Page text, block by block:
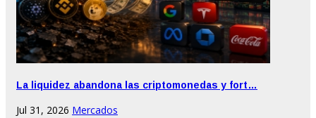
La liquidez abandona las criptomonedas y fort…
Jul 31, 2026 Mercados